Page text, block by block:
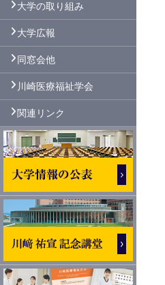
大学の取り組み
大学広報
同窓会他
川崎医療福祉学会
関連リンク